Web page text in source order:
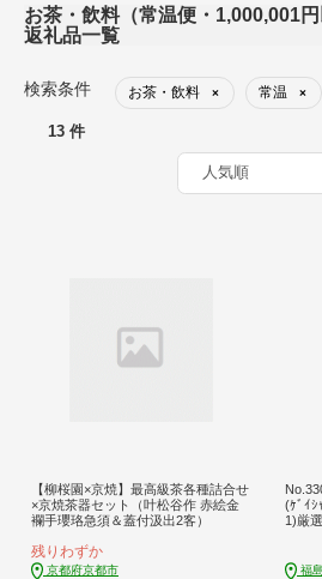
お茶・飲料（常温便・1,000,001
返礼品一覧
検索条件 お茶・飲料 × 常温 ×
13 件
【柳桜園×京焼】最高級茶各種詰合せ
×京焼茶器セット（叶松谷作 赤絵金
襴手瓔珞急須＆蓋付汲出2客）
残りわずか
京都府京都市
(ｹﾞｲｼ
1)厳
福